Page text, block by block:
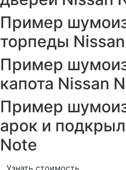
Пример
торпеды
Пример
капота Nissan
Пример
арок и
Note
Узнать стоимость